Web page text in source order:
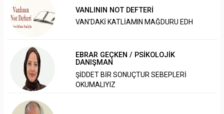
VANLININ NOT DEFTERİ
VAN'DAKİ KATLİAMIN MAĞDURU EDH
EBRAR GEÇKEN / PSİKOLOJİK
DANIŞMAN
ŞİDDET BİR SONUÇTUR SEBEPLERİ
OKUMALIYIZ